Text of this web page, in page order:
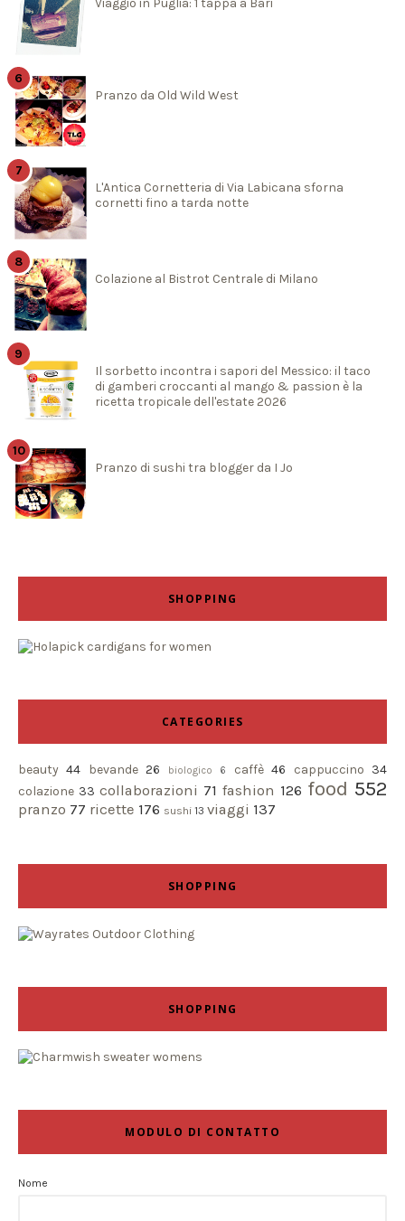
Viaggio in Puglia: 1 tappa a Bari
Pranzo da Old Wild West
L'Antica Cornetteria di Via Labicana sforna
cornetti fino a tarda notte
Colazione al Bistrot Centrale di Milano
Il sorbetto incontra i sapori del Messico: il taco
di gamberi croccanti al mango & passion è la
ricetta tropicale dell'estate 2026
Pranzo di sushi tra blogger da I Jo
SHOPPING
CATEGORIES
beauty 44 bevande 26 biologico 6 caffè 46 cappuccino 34
colazione 33 collaborazioni 71 fashion 126 food 552
pranzo 77 ricette 176 sushi 13 viaggi 137
SHOPPING
SHOPPING
MODULO DI CONTATTO
Nome